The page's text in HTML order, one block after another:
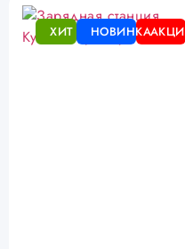
АКЦИЯ
НОВИНКА
ХИТ